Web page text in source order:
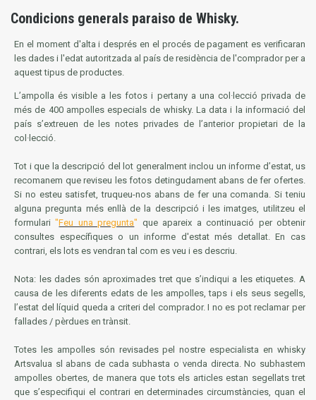
Condicions generals paraiso de Whisky.
En el moment d'alta i després en el procés de pagament es verificaran
les dades i l'edat autoritzada al país de residència de l'comprador per a
aquest tipus de productes.
L’ampolla és visible a les fotos i pertany a una col·lecció privada de
més de 400 ampolles especials de whisky. La data i la informació del
país s’extreuen de les notes privades de l’anterior propietari de la
col·lecció.
Tot i que la descripció del lot generalment inclou un informe d’estat, us
recomanem que reviseu les fotos detingudament abans de fer ofertes.
Si no esteu satisfet, truqueu-nos abans de fer una comanda. Si teniu
alguna pregunta més enllà de la descripció i les imatges, utilitzeu el
formulari"Feu una pregunta" que apareix a continuació per obtenir
consultes específiques o un informe d'estat més detallat. En cas
contrari, els lots es vendran tal com es veu i es descriu.
Nota: les dades són aproximades tret que s’indiqui a les etiquetes. A
causa de les diferents edats de les ampolles, taps i els seus segells,
l’estat del líquid queda a criteri del comprador. I no es pot reclamar per
fallades / pèrdues en trànsit.
Totes les ampolles són revisades pel nostre especialista en whisky
Artsvalua sl abans de cada subhasta o venda directa. No subhastem
ampolles obertes, de manera que tots els articles estan segellats tret
que s’especifiqui el contrari en determinades circumstàncies, quan el